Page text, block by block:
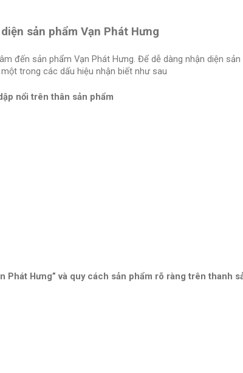
sản phẩm Vạn Phát Hưng
đến sản phẩm Vạn Phát Hưng. Để dễ dàng nhận diện
trong các dấu hiệu nhận biết như sau
nổi trên thân sản phẩm
Phát Hưng” và quy cách sản phẩm rõ ràng trên thanh